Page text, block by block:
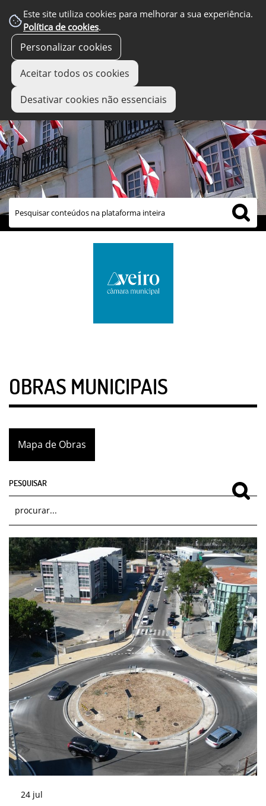
Este site utiliza cookies para melhorar a sua experiência.
Política de cookies.
Personalizar cookies
Aceitar todos os cookies
Desativar cookies não essenciais
links úteis
OBRAS MUNICIPAIS
Mapa de Obras
PESQUISAR
24 jul